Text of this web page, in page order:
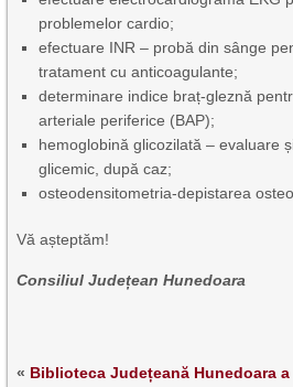
problemelor cardio;
efectuare INR – probă din sânge
tratament cu anticoagulante;
determinare indice braț-gleznă
arteriale periferice (BAP);
hemoglobină glicozilată – evaluare
glicemic, după caz;
osteodensitometria-depistarea
Vă așteptăm!
Consiliul Județean Hunedoara
« Biblioteca Județeană Hunedoara